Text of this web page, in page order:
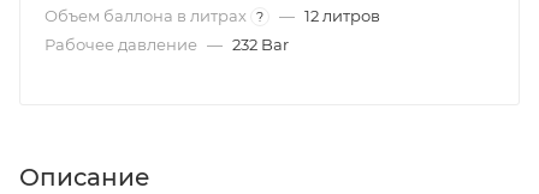
Объем баллона в литрах ? — 12 литров
Рабочее давление — 232 Bar
Описание